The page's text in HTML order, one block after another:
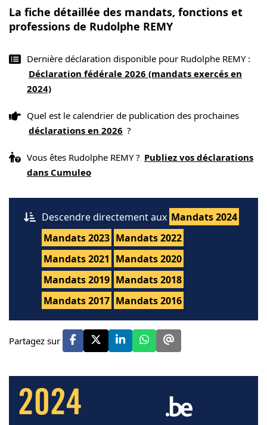
La fiche détaillée des mandats, fonctions et
professions de Rudolphe REMY
Dernière déclaration disponible pour Rudolphe REMY :
Déclaration fédérale 2026 (mandats exercés en
2024)
Quel est le calendrier de publication des prochaines
déclarations en 2026 ?
Vous êtes Rudolphe REMY ? Publiez vos déclarations
dans Cumuleo
Descendre directement aux Mandats 2024
Mandats 2023 Mandats 2022
Mandats 2021 Mandats 2020
Mandats 2019 Mandats 2018
Mandats 2017 Mandats 2016
Partagez sur
2024